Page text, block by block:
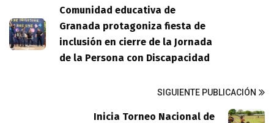
Comunidad educativa de
Granada protagoniza fiesta de
inclusión en cierre de la Jornada
de la Persona con Discapacidad
SIGUIENTE PUBLICACIÓN
Inicia Torneo Nacional de